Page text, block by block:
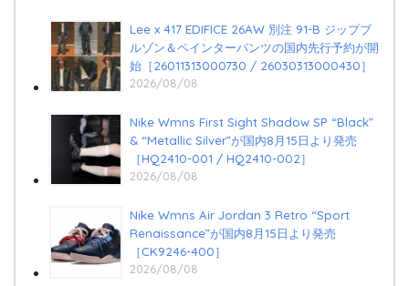
Lee x 417 EDIFICE 26AW 別注 91-B ジップブ
ルゾン＆ペインターパンツの国内先行予約が開
始［26011313000730 / 26030313000430］
2026/08/08
Nike Wmns First Sight Shadow SP “Black”
& “Metallic Silver”が国内8月15日より発売
［HQ2410-001 / HQ2410-002］
2026/08/08
Nike Wmns Air Jordan 3 Retro “Sport
Renaissance”が国内8月15日より発売
［CK9246-400］
2026/08/08